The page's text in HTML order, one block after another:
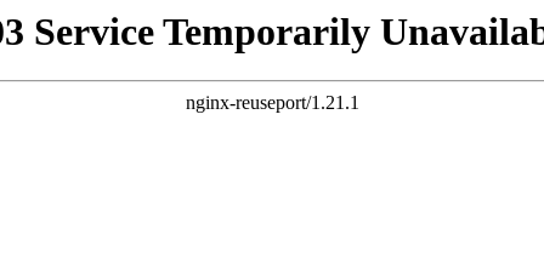
Service Temporarily
nginx-reuseport/1.21.1